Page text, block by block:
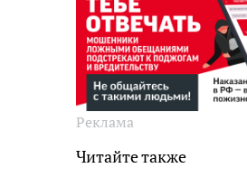
Реклама
Читайте также